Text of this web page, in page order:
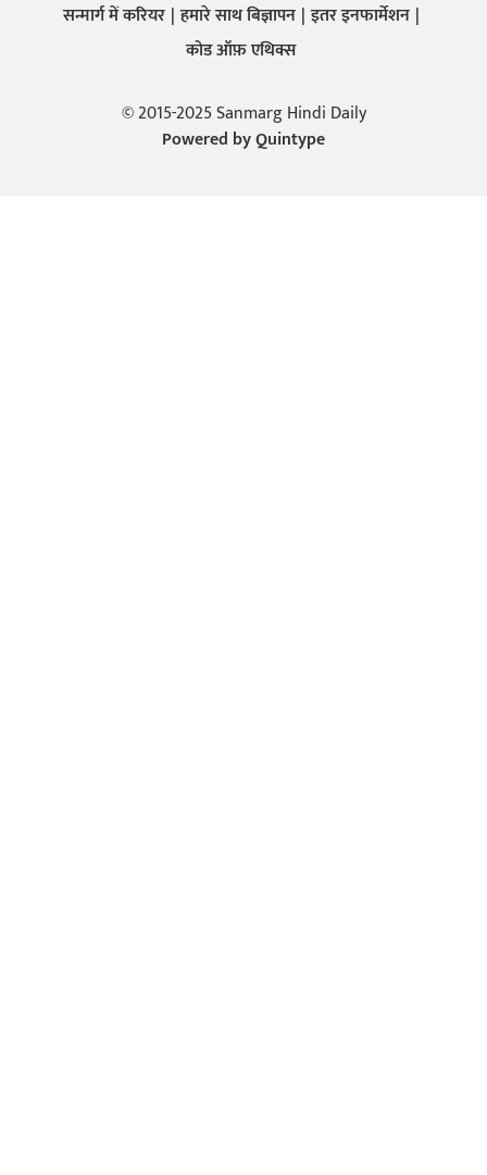
सन्मार्ग में करियर हमारे साथ बिज्ञापन इतर इनफार्मेशन
कोड ऑफ़ एथिक्स
© 2015-2025 Sanmarg Hindi Daily
Powered byQuintype